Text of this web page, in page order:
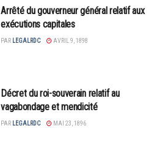
Arrêté du gouverneur général relatif aux
exécutions capitales
PAR LEGALRDC AVRIL 9, 1898
Décret du roi-souverain relatif au
vagabondage et mendicité
PAR LEGALRDC MAI 23, 1896